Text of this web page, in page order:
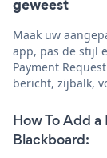
geweest
Maak uw
app, pas de stijl
Payment
bericht, zijbalk,
How To Add
Blackboard: